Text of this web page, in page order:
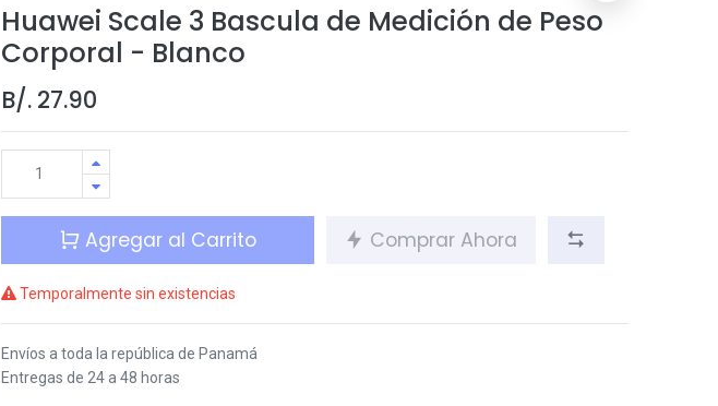
Huawei Scale 3 Bascula de Medición de Peso
Corporal - Blanco
B/. 27.90
Agregar al Carrito Comprar Ahora
Temporalmente sin existencias
Envíos a toda la república de Panamá
Entregas de 24 a 48 horas